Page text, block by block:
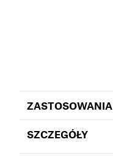
ZASTOSOWANIA
SZCZEGÓŁY